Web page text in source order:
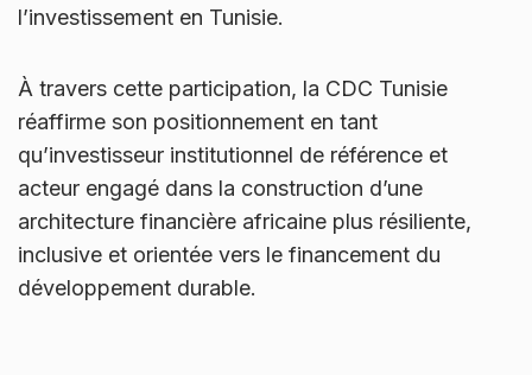
l’investissement en Tunisie.
À travers cette participation, la CDC Tunisie
réaffirme son positionnement en tant
qu’investisseur institutionnel de référence et
acteur engagé dans la construction d’une
architecture financière africaine plus résiliente,
inclusive et orientée vers le financement du
développement durable.